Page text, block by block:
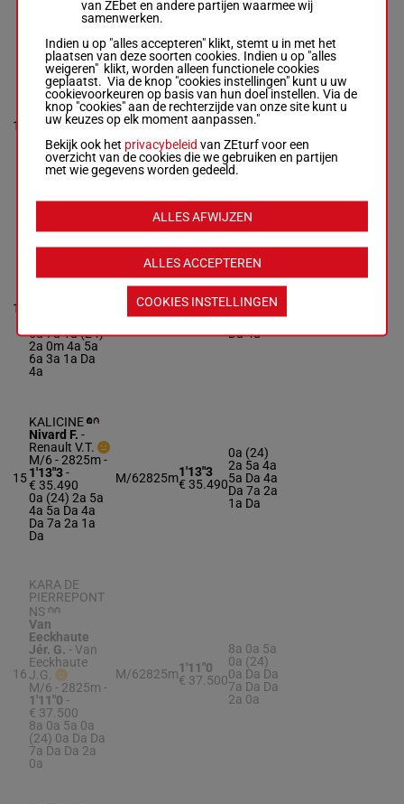
13
KITY DE LA
MORTRIE
Barrier A.-
Dupont S.G.
M/6 - 2825m-
€ 32.610
5a Da (24) 2a
2a 1a Da Da
M/6 2825m1'13"2
5a Da
(24) 2a
2a 1a Da
Da 3a Da
4a 4a Da
14
KELLE BELLE
Laudren L.
5a 7a 1a (24)
2a 0m 4a 5a
6a 3a 1a Da
4a
M/62825m1'12"9
€ 33.260
5a 7a 1a
(24) 2a
0m 4a 5a
6a 3a 1a
Da 4a
15
KALICINE
Nivard F. -
Renault V.T.
M/6 - 2825m-
1'13"3-
€ 35.490
0a (24) 2a 5a
4a 5a Da 4a
Da 7a 2a 1a
Da
M/62825m1'13"3
€ 35.490
0a (24)
2a 5a 4a
5a Da 4a
Da 7a 2a
1a Da
16
KARA DE
PIERREPONT
NS
Van
Eeckhaute
Jér. G. - Van
Eeckhaute
J.G.
M/6 - 2825m -
1'11"0 -
€ 37.500
8a 0a 5a 0a
(24) 0a Da Da
7a Da Da 2a
0a
M/62825m1'11"0
€ 37.500
8a 0a 5a
0a (24)
0a Da Da
7a Da Da
2a 0a
van ZEbet en andere partijen waarmee wij
samenwerken.
Indien u op "alles accepteren" klikt, stemt u in met het
plaatsen van deze soorten cookies. Indien u op "alles
weigeren" klikt, worden alleen functionele cookies
geplaatst. Via de knop "cookies instellingen" kunt u uw
cookievoorkeuren op basis van hun doel instellen. Via de
knop "cookies" aan de rechterzijde van onze site kunt u
uw keuzes op elk moment aanpassen."
Bekijk ook het privacybeleid van ZEturf voor een
overzicht van de cookies die we gebruiken en partijen
met wie gegevens worden gedeeld.
ALLES ACCEPTEREN
ALLES AFWIJZEN
COOKIES INSTELLINGEN